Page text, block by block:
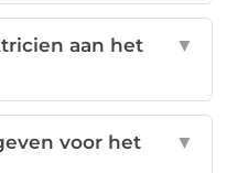
aan het
▼
voor het
▼